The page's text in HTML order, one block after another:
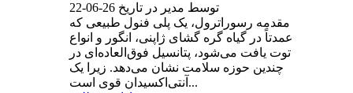
توسط مدیر در تاریخ 26-06-22
مقدمه رسوراترول، یک پلی فنول طبیعی که
عمدتاً در گیاه گره گشای ژاپنی، انگور و انواع
توت یافت می‌شود، پتانسیل فوق‌العاده‌ای در
چندین حوزه سلامت نشان می‌دهد. زیرا یک
آنتی‌اکسیدان قوی است...